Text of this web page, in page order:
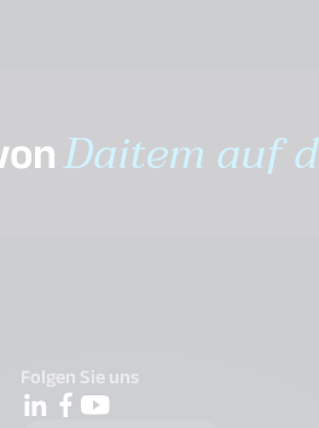
Daitem auf
Folgen Sie uns